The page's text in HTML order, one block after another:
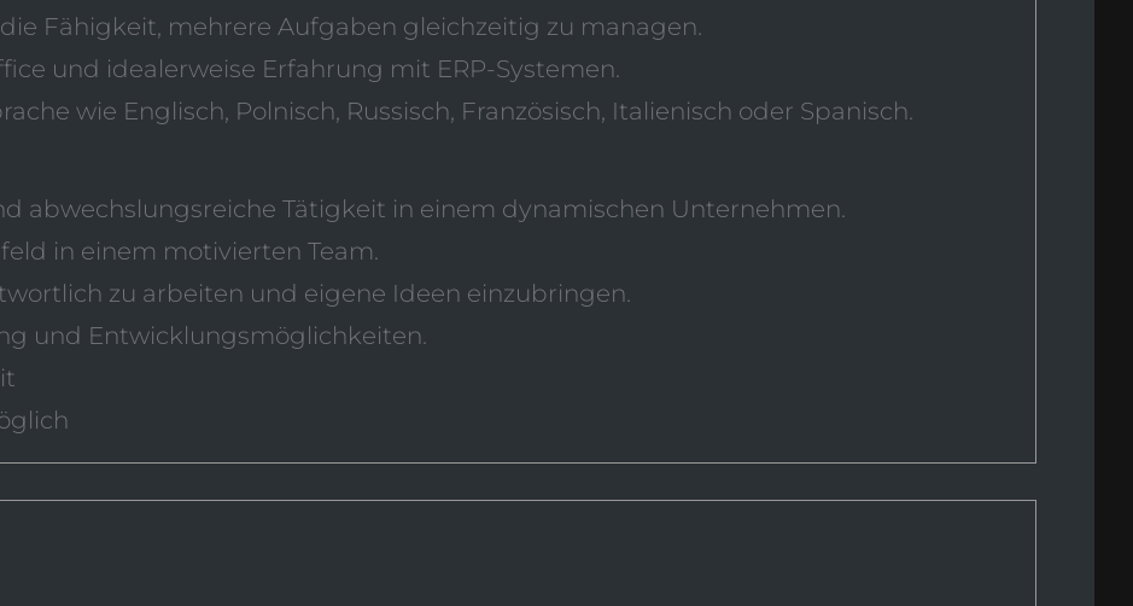
Fähigkeit, mehrere Aufgaben gleichzeitig zu managen.
und idealerweise Erfahrung mit ERP-Systemen.
wie Englisch, Polnisch, Russisch, Französisch, Italienisch oder Spanisch.
abwechslungsreiche Tätigkeit in einem dynamischen Unternehmen.
in einem motivierten Team.
zu arbeiten und eigene Ideen einzubringen.
und Entwicklungsmöglichkeiten.